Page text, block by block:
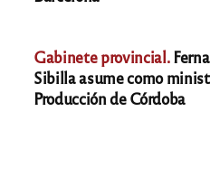
Gabinete provincial.
Sibilla asume como
Producción de Córdoba